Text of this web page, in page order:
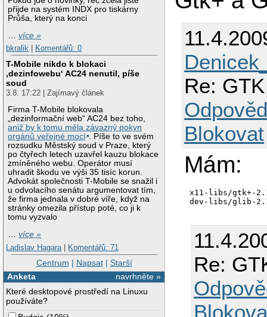
přijde na systém INDX pro tiskárny
Průša, který na konci
…více »
bkralik
Komentářů: 0
T-Mobile nikdo k blokaci
‚dezinfowebu‘ AC24 nenutil, píše
soud
3.8. 17:22 | Zajímavý článek
Firma T-Mobile blokovala
„dezinformační web“ AC24 bez toho,
aniž by k tomu měla závazný pokyn
orgánů veřejné moci . Píše to ve svém
rozsudku Městský soud v Praze, který
po čtyřech letech uzavřel kauzu blokace
zmíněného webu. Operátor musí
uhradit škodu ve výši 35 tisíc korun.
Advokát společnosti T-Mobile se snažil i
u odvolacího senátu argumentovat tím,
že firma jednala v dobré víře, když na
stránky omezila přístup poté, co ji k
tomu vyzvalo
…více »
Ladislav Hagara | Komentářů: 71
Centrum | Napsat| Starší
navrhněte »
Anketa
Které desktopové prostředí na Linuxu
používáte?
Re:
Blokovat
Mám:
x11-libs/gtk+-
Re: